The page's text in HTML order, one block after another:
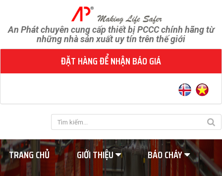
An Phát chuyên cung cấp thiết bị PCCC chính hãng từ
những nhà sản xuất uy tín trên thế giới
ĐẶT HÀNG ĐỂ NHẬN BÁO GIÁ
TRANG CHỦ GIỚI THIỆU
BÁO CHÁY